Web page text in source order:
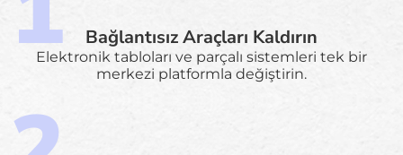
Bağlantısız Araçları Kaldırın
Elektronik tabloları ve parçalı sistemleri tek bir
merkezi platformla değiştirin.